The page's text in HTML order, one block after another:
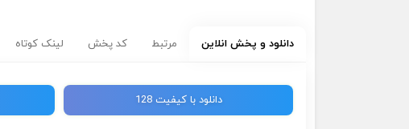
دانلود و پخش انلاین مرتبط کد پخش لینک کوتاه
دانلود با کیفیت 128